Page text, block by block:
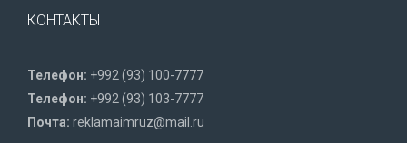
КОНТАКТЫ
Телефон: +992 (93) 100-7777
Телефон: +992 (93) 103-7777
Почта: reklamaimruz@mail.ru